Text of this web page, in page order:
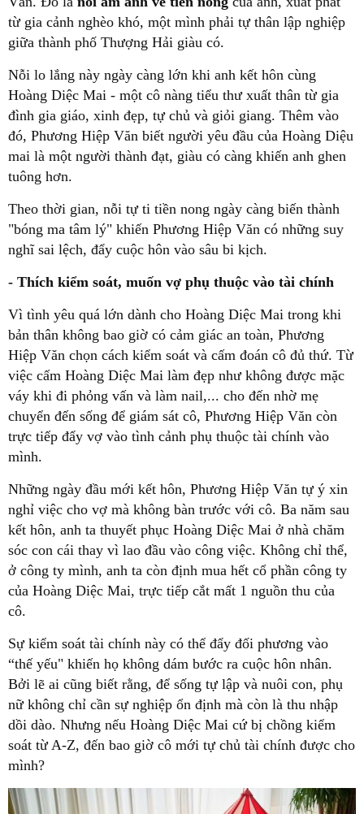
từ gia cảnh nghèo khó, một mình phải tự thân lập nghiệp
giữa thành phố Thượng Hải giàu có.
Nỗi lo lắng này ngày càng lớn khi anh kết hôn cùng
Hoàng Diệc Mai - một cô nàng tiểu thư xuất thân từ gia
đình gia giáo, xinh đẹp, tự chủ và giỏi giang. Thêm vào
đó, Phương Hiệp Văn biết người yêu đầu của Hoàng Diệu
mai là một người thành đạt, giàu có càng khiến anh ghen
tuông hơn.
Theo thời gian, nỗi tự ti tiền nong ngày càng biến thành
"bóng ma tâm lý" khiến Phương Hiệp Văn có những suy
nghĩ sai lệch, đẩy cuộc hôn vào sâu bi kịch.
- Thích kiểm soát, muốn vợ phụ thuộc vào tài chính
Vì tình yêu quá lớn dành cho Hoàng Diệc Mai trong khi
bản thân không bao giờ có cảm giác an toàn, Phương
Hiệp Văn chọn cách kiểm soát và cấm đoán cô đủ thứ. Từ
việc cấm Hoàng Diệc Mai làm đẹp như không được mặc
váy khi đi phỏng vấn và làm nail,... cho đến nhờ mẹ
chuyển đến sống để giám sát cô, Phương Hiệp Văn còn
trực tiếp đẩy vợ vào tình cảnh phụ thuộc tài chính vào
mình.
Những ngày đầu mới kết hôn, Phương Hiệp Văn tự ý xin
nghỉ việc cho vợ mà không bàn trước với cô. Ba năm sau
kết hôn, anh ta thuyết phục Hoàng Diệc Mai ở nhà chăm
sóc con cái thay vì lao đầu vào công việc. Không chỉ thể,
ở công ty mình, anh ta còn định mua hết cổ phần công ty
của Hoàng Diệc Mai, trực tiếp cắt mất 1 nguồn thu của
cô.
Sự kiểm soát tài chính này có thể đẩy đối phương vào
“thế yếu" khiến họ không dám bước ra cuộc hôn nhân.
Bởi lẽ ai cũng biết rằng, để sống tự lập và nuôi con, phụ
nữ không chỉ cần sự nghiệp ổn định mà còn là thu nhập
dồi dào. Nhưng nếu Hoàng Diệc Mai cứ bị chồng kiểm
soát từ A-Z, đến bao giờ cô mới tự chủ tài chính được cho
mình?